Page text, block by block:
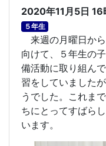
2020年11月5日
５年生
来週の月曜日か
向けて、５年生の
備活動に取り組ん
習をしていました
うでした。これま
ちにとってすばら
います。